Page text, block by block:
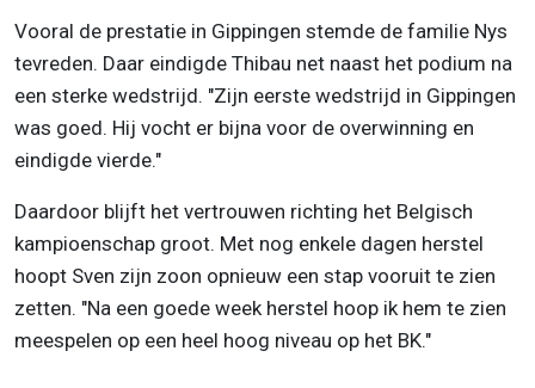
Vooral de prestatie in Gippingen stemde de familie Nys
tevreden. Daar eindigde Thibau net naast het podium na
een sterke wedstrijd. "Zijn eerste wedstrijd in Gippingen
was goed. Hij vocht er bijna voor de overwinning en
eindigde vierde."
Daardoor blijft het vertrouwen richting het Belgisch
kampioenschap groot. Met nog enkele dagen herstel
hoopt Sven zijn zoon opnieuw een stap vooruit te zien
zetten. "Na een goede week herstel hoop ik hem te zien
meespelen op een heel hoog niveau op het BK."